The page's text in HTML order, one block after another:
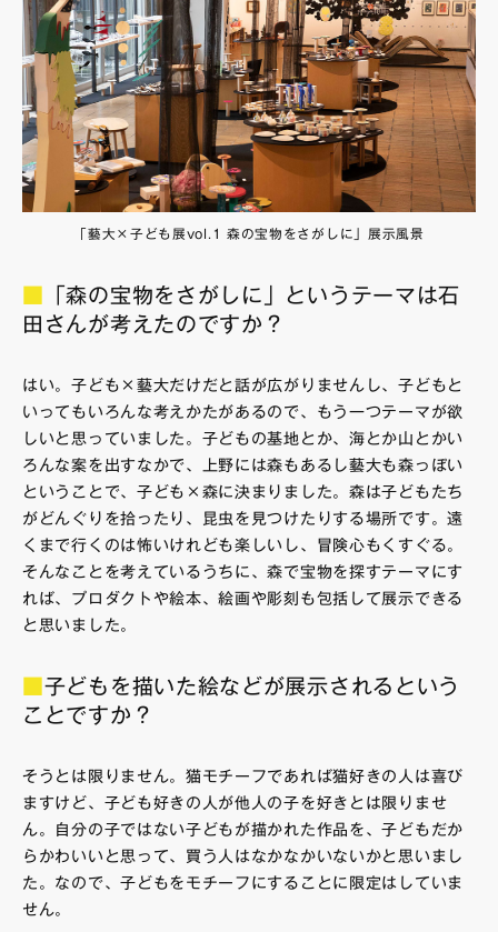
「藝大×子ども展vol.1 森の宝物をさがしに」展示風景
「森の宝物をさがしに」というテーマは石
田さんが考えたのですか？
はい。子ども×藝大だけだと話が広がりませんし、子どもと
いってもいろんな考えかたがあるので、もう一つテーマが欲
しいと思っていました。子どもの基地とか、海とか山とかい
ろんな案を出すなかで、上野には森もあるし藝大も森っぽい
ということで、子ども×森に決まりました。森は子どもたち
がどんぐりを拾ったり、昆虫を見つけたりする場所です。遠
くまで行くのは怖いけれども楽しいし、冒険心もくすぐる。
そんなことを考えているうちに、森で宝物を探すテーマにす
れば、プロダクトや絵本、絵画や彫刻も包括して展示できる
と思いました。
子どもを描いた絵などが展示されるという
ことですか？
そうとは限りません。猫モチーフであれば猫好きの人は喜び
ますけど、子ども好きの人が他人の子を好きとは限りませ
ん。自分の子ではない子どもが描かれた作品を、子どもだか
らかわいいと思って、買う人はなかなかいないかと思いまし
た。なので、子どもをモチーフにすることに限定はしていま
せん。